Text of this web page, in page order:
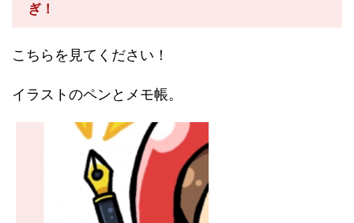
ぎ！
こちらを見てください！
イラストのペンとメモ帳。